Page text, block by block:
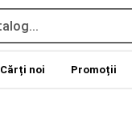
Cărți noi Promoții